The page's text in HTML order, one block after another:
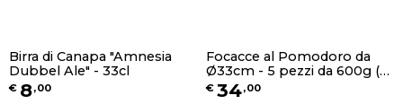
Birra di Canapa "Amnesia
Dubbel Ale" - 33cl
€ 8,00
Focacce al Pomodoro da
Ø33cm - 5 pezzi da 600g (1
pz. per busta)
€ 34,00